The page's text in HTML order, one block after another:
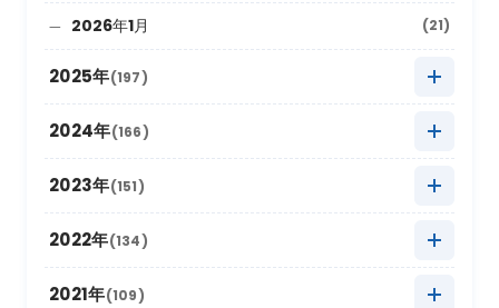
2026年1月 (21)
2025年(197)
2025年12月 (9)
2025年11月
2025年10月 (27)
2025年9月 (10)
2024年(166)
2024年12月 (8)
2024年11月
2024年10月 (20)
2023年(151)
2023年12月 (5)
2023年11月
2022年(134)
2022年12月 (11)
2021年(109)